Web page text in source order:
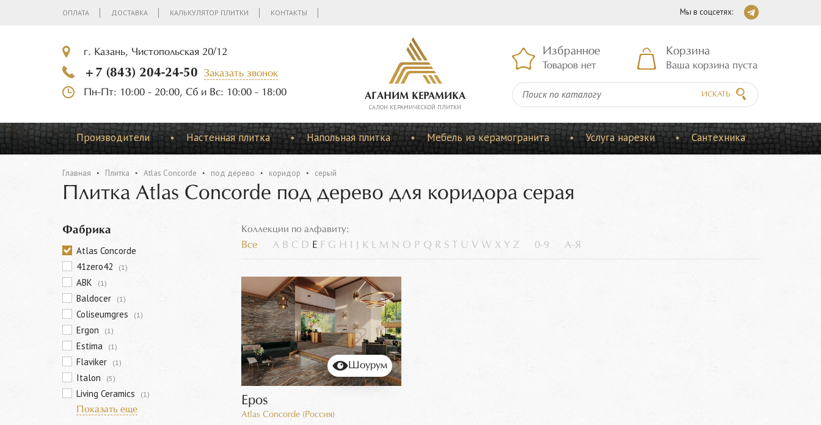
ОПЛАТА ДОСТАВКА КАЛЬКУЛЯТОР ПЛИТКИ КОНТАКТЫ Мы в соцсетях:
г. Казань, Чистопольская 20/12
+7 (843) 204-24-50
Заказать звонок
Пн-Пт: 10:00 - 20:00, Сб и Вс: 10:00 - 18:00
АГАНИМ КЕРАМИКА
CАЛОН КЕРАМИЧЕСКОЙ ПЛИТКИ
Избранное
Товаров нет
Корзина
Ваша корзина пуста
ИСКАТЬ
Производители Настенная плитка Напольная плитка Мебель из керамогранита Услуга нарезки Сантехника
Главная Плитка Atlas Concorde под дерево коридор серый
Плитка Atlas Concorde под дерево для коридора серая
Фабрика
Atlas Concorde
41zero42
(1)
ABK (1)
Baldocer (1)
Coliseumgres (1)
Ergon (1)
Estima (1)
Flaviker (1)
Italon (5)
Living Ceramics
(1)
Показать еще
Коллекции по алфавиту:
Все A B C D E F G H K L M N O P Q R S U V W X Y Z 0-9 А-Я
Шоурум
Epos
Atlas Concorde (Россия)